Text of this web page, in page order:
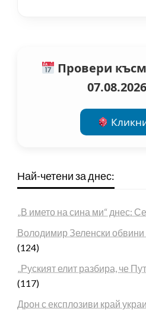
Провери
Най-четени за днес:
„В името на сина ми“ днес:
Володимир Зеленски
(124)
„Руският елит разбира, че
(117)
Дрон с експлозиви край